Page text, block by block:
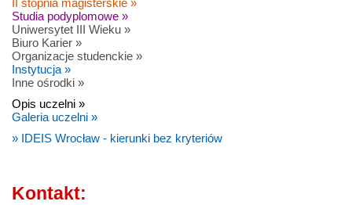
II stopnia magisterskie »
Studia podyplomowe »
Uniwersytet III Wieku »
Biuro Karier »
Organizacje studenckie »
Instytucja »
Inne ośrodki »
Opis uczelni »
Galeria uczelni »
» IDEIS Wrocław - kierunki bez kryteriów
Kontakt: